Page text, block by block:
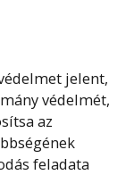
jelent,
védelmét,
az
feladata